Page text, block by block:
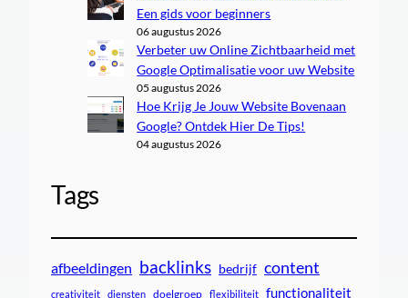
Een gids voor beginners
06 augustus 2026
Verbeter uw Online Zichtbaarheid met
Google Optimalisatie voor uw Website
05 augustus 2026
Hoe Krijg Je Jouw Website Bovenaan
Google? Ontdek Hier De Tips!
04 augustus 2026
Tags
afbeeldingen backlinks bedrijf content
creativiteit diensten doelgroep flexibiliteit functionaliteit